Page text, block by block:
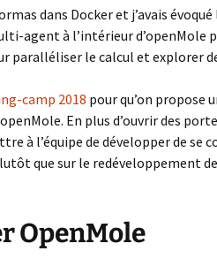
dans Docker et j’avais évoqué
agent à l’intérieur d’openMole
paralléliser le calcul et explorer
camp 2018 pour qu’on propose
En plus d’ouvrir des
à l’équipe de développer de se
que sur le redéveloppement
OpenMole